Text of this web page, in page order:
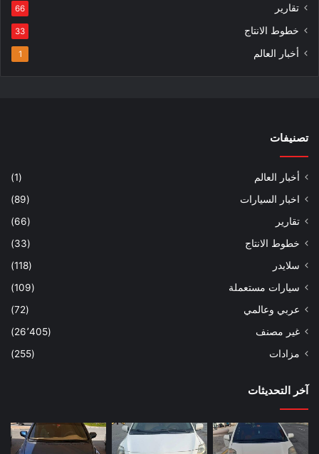
تقارير 66
خطوط الانتاج 33
أخبار العالم 1
تصنيفات
أخبار العالم
(1)
اخبار السيارات
(89)
تقارير
(66)
خطوط الانتاج
(33)
سلايدر
(118)
سيارات مستعملة
(109)
عربي وعالمي
(72)
غير مصنف
(26٬405)
مزادات
(255)
آخر التحديثات